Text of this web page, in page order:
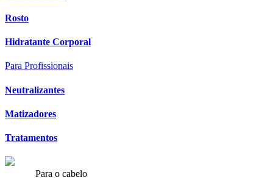
Rosto
Hidratante Corporal
Para Profissionais
Neutralizantes
Matizadores
Tratamentos
Para o cabelo